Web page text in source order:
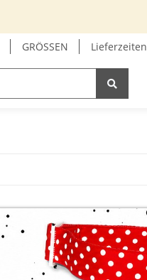
GRÖSSEN Lieferzeiten
INFOECKE